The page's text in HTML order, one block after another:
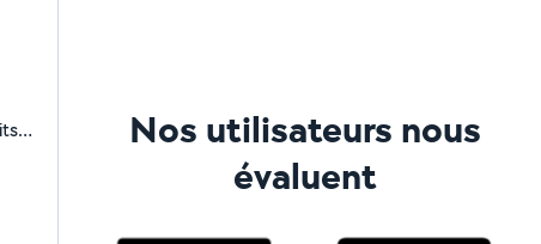
Nos utilisateurs nous
évaluent